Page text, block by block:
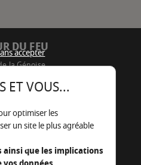
DU FEU
la Génoise
98 09
un e-mail
accepter
ET VOUS...
optimiser les
un site le plus agréable
ainsi que les implications